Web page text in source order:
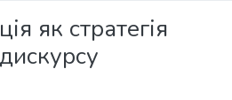
як стратегія